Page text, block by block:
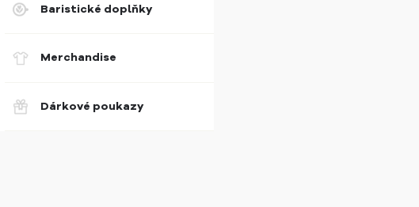
Baristické doplňky
Merchandise
Dárkové poukazy